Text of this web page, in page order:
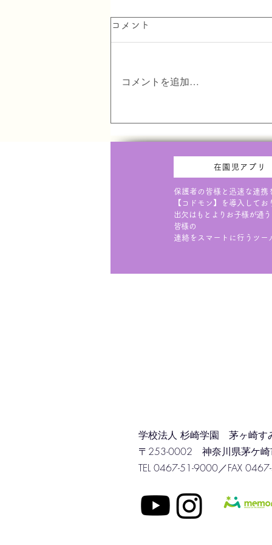
令和9年度 入園希望調査書
(在園児･卒園児弟妹)
対象。該当の方はこちらから印刷
集及び、優先枠は原則ありませ
ん。ご希望の方はご相談くださ
コメント
コメントを追加…
在園児アプリ
保護者の皆様と迅速な連携
【コドモン】を導入してお
出欠はもとよりお子様が通
皆様の
連絡をスマートに行うツー
学校法人 杉崎学園 茅ヶ崎す
〒253-0002 神奈川県茅ケ崎
TEL 0467-51-9000／FAX